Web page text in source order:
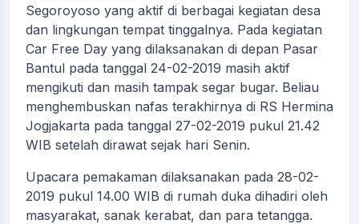
Segoroyoso yang aktif di berbagai kegiatan desa
dan lingkungan tempat tinggalnya. Pada kegiatan
Car Free Day yang dilaksanakan di depan Pasar
Bantul pada tanggal 24-02-2019 masih aktif
mengikuti dan masih tampak segar bugar. Beliau
menghembuskan nafas terakhirnya di RS Hermina
Jogjakarta pada tanggal 27-02-2019 pukul 21.42
WIB setelah dirawat sejak hari Senin.
Upacara pemakaman dilaksanakan pada 28-02-
2019 pukul 14.00 WIB di rumah duka dihadiri oleh
masyarakat, sanak kerabat, dan para tetangga.